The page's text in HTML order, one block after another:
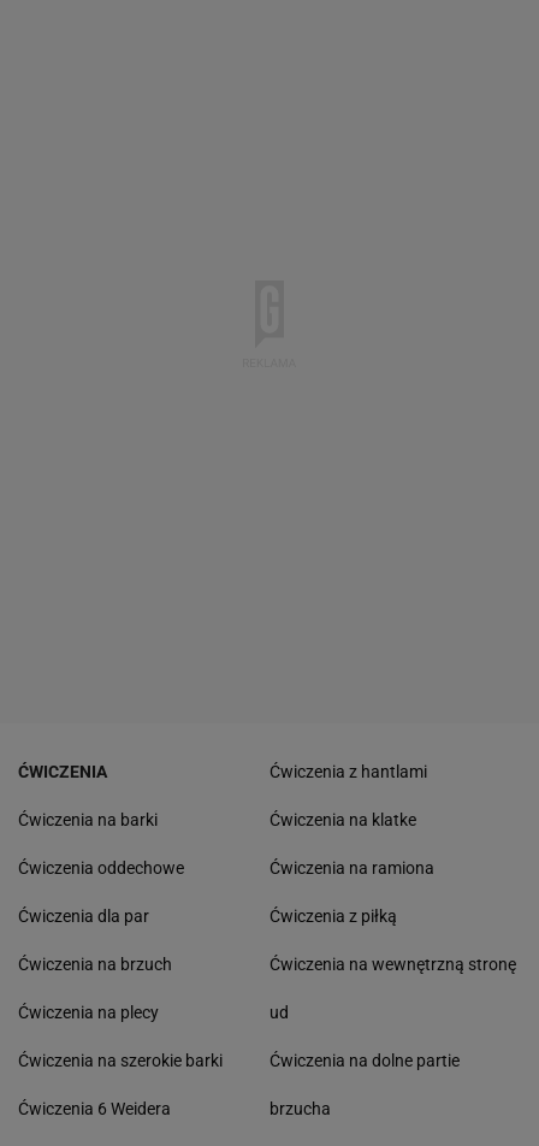
ĆWICZENIA
Ćwiczenia na barki
Ćwiczenia oddechowe
Ćwiczenia dla par
Ćwiczenia na brzuch
Ćwiczenia na plecy
Ćwiczenia na szerokie barki
Ćwiczenia 6 Weidera
Ćwiczenia z hantlami
Ćwiczenia na klatke
Ćwiczenia na ramiona
Ćwiczenia z piłką
Ćwiczenia na wewnętrzną stronę
ud
Ćwiczenia na dolne partie
brzucha